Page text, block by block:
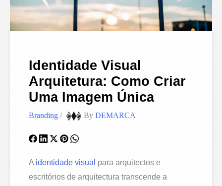
Identidade Visual
Arquitetura: Como Criar
Uma Imagem Única
Branding / ByDEMARCA
A identidade visual para arquitectos e
escritórios de arquitectura transcende a